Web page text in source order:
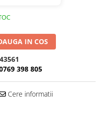
IN COS
43561
398 805
Cere informatii